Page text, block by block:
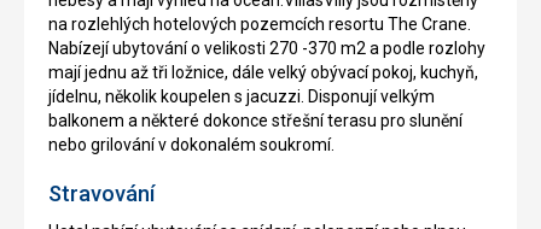
na rozlehlých hotelových pozemcích resortu The Crane.
Nabízejí ubytování o velikosti 270 -370 m2 a podle rozlohy
mají jednu až tři ložnice, dále velký obývací pokoj, kuchyň,
jídelnu, několik koupelen s jacuzzi. Disponují velkým
balkonem a některé dokonce střešní terasu pro slunění
nebo grilování v dokonalém soukromí.
Stravování